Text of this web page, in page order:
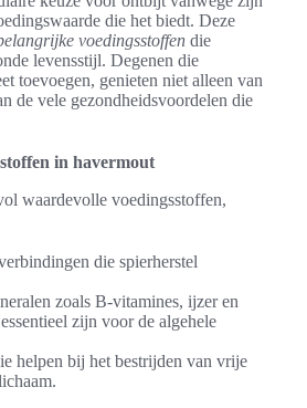
die het biedt. Deze
voedingsstoffen die
levensstijl. Degenen die
toevoegen, genieten niet alleen van
de vele gezondheidsvoordelen die
in havermout
waardevolle voedingsstoffen,
die spierherstel
zoals B-vitamines, ijzer en
zijn voor de algehele
helpen bij het bestrijden van vrije